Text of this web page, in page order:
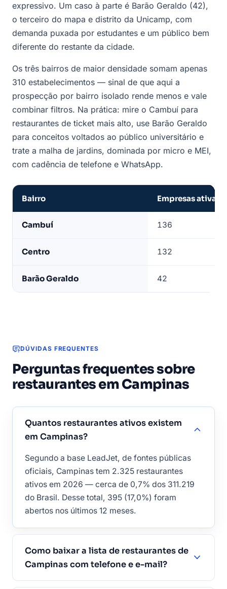
expressivo. Um caso à parte é Barão Geraldo (42),
o terceiro do mapa e distrito da Unicamp, com
demanda puxada por estudantes e um público bem
diferente do restante da cidade.
Os três bairros de maior densidade somam apenas
310 estabelecimentos — sinal de que aqui a
prospecção por bairro isolado rende menos e vale
combinar filtros. Na prática: mire o Cambuí para
restaurantes de ticket mais alto, use Barão Geraldo
para conceitos voltados ao público universitário e
trate a malha de jardins, dominada por micro e MEI,
com cadência de telefone e WhatsApp.
com
estabelecimentos
alimentação
Bairro Empresas ativas
Cambuí 136
Centro 132
Barão Geraldo 42
DÚVIDAS FREQUENTES
Perguntas frequentes sobre
restaurantes em Campinas
Quantos restaurantes ativos existem
em Campinas?
Segundo a base LeadJet, de fontes públicas
oficiais, Campinas tem 2.325 restaurantes
ativos em 2026 — cerca de 0,7% dos 311.219
do Brasil. Desse total, 395 (17,0%) foram
abertos nos últimos 12 meses.
Como baixar a lista de restaurantes de
Campinas com telefone e e-mail?